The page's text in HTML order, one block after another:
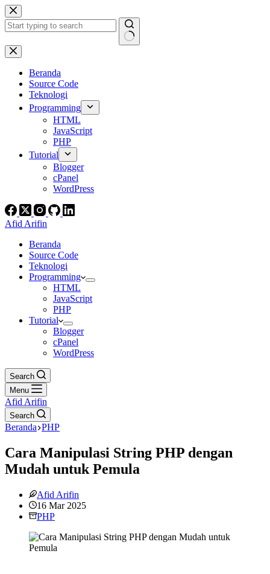
Skip
to
content
No
results
Beranda
Source Code
Teknologi
Programming
HTML
JavaScript
PHP
Tutorial
Blogger
cPanel
WordPress
Afid Arifin
Beranda
Source Code
Teknologi
Programming
HTML
JavaScript
PHP
Tutorial
Blogger
cPanel
WordPress
Search
Menu
Afid Arifin
Search
Beranda PHP
Cara Manipulasi String PHP dengan
Mudah untuk Pemula
Afid Arifin
16 Mar 2025
PHP